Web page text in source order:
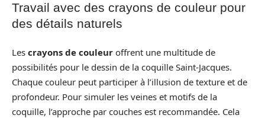
Travail avec des crayons de couleur pour
des détails naturels
Les crayons de couleur offrent une multitude de
possibilités pour le dessin de la coquille Saint-Jacques.
Chaque couleur peut participer à l’illusion de texture et de
profondeur. Pour simuler les veines et motifs de la
coquille, l’approche par couches est recommandée. Cela